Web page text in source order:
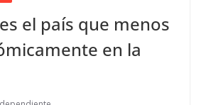
el país que menos
en la